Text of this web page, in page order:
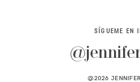
SÍGUEME EN
@2026